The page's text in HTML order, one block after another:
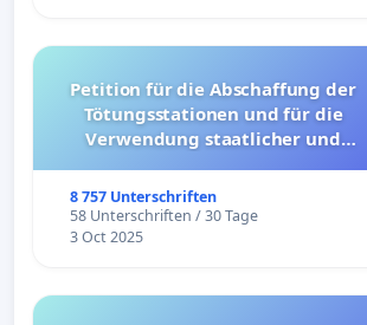
Petition für die Abschaffung der
Tötungsstationen und für die
Verwendung staatlicher und
8 757 Unterschriften
58 Unterschriften / 30 Tage
3 Oct 2025